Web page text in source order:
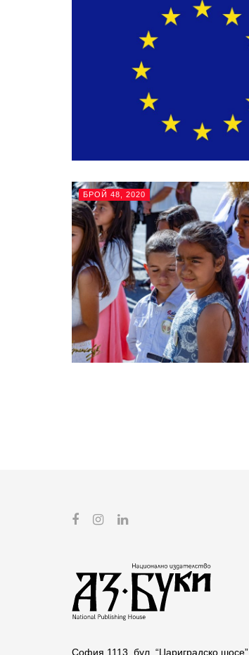
БРОЙ 48, 2020
София 1113, бул. “Цариградско шосе”